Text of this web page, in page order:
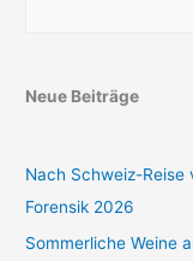
Neue Beiträge
Nach Schweiz-
Forensik 2026
Sommerliche Weine